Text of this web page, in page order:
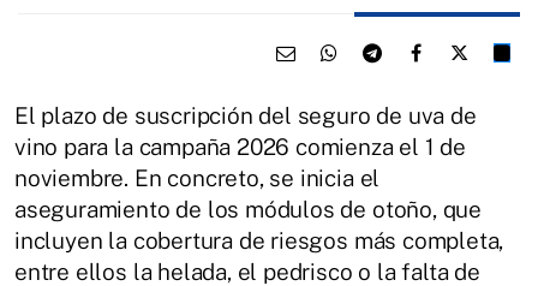
El plazo de suscripción del seguro de uva de
vino para la campaña 2026 comienza el 1 de
noviembre. En concreto, se inicia el
aseguramiento de los módulos de otoño, que
incluyen la cobertura de riesgos más completa,
entre ellos la helada, el pedrisco o la falta de